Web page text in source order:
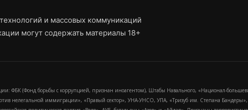
и массовых коммуникаций
могут содержать материалы 18+
ФБК (Фонд борьбы с коррупцией, признан иноагентом), Штабы Навального, «Национал-
нелегальной иммиграции», «Правый сектор», УНА-УНСО, УПА, «Тризуб им. Степана